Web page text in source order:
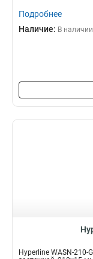
Подробнее
Наличие: В наличии
Hyperline WASN-210-